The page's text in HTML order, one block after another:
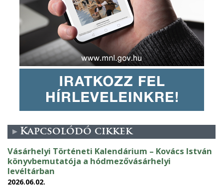
Kapcsolódó cikkek
Vásárhelyi Történeti Kalendárium – Kovács István
könyvbemutatója a hódmezővásárhelyi
levéltárban
2026.06.02.